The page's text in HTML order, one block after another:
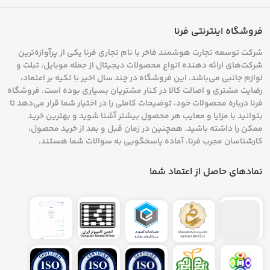
دارد، بهره‌مندی از مدارهای حفاظتی است که از
پاوربانک و دستگاه‌های متصل به آن، در برابر ولتاژ
بیش از حد، حرارت بالا و اتصال کوتاه، محافظت
می‌کنند. به لطف برخورداری از این ویژگی‌های
امنیتی، کاربران می‌توانند با آسودگی خاطر بیشتری از
پاوربانک‌های ای دیتا استفاده کنند. طراحی
ارگونومیک، وزن مناسب و برخورداری از نمایشگرهای
پاوربانک‌های این برند ارائه می‌کنند.
فروشگاه اینترنتی فرنا
شرکت توسعه تجارت هوشمند فاخر با نام تجاری فرنا یکی از پرآوازه‌ترین
شرکت‌های ارائه دهنده انواع محصولات دیجیتال از جمله موبایل، تبلت و
لوازم جانبی می‌باشد. این فروشگاه در چند سال اخیر با تکیه بر اعتماد،
رضایت مشتری و اصالت کالا در کنار مشتریان بسیاری بوده است. فروشگاه
فرنا درباره محصولات خود، توضیحات کاملی را در اختیار شما قرار می‌دهد تا
بتوانید با مزایا و معایب هر محصول بیشتر آشنا شوید و بهترین خرید
ممکن را داشته باشید. همچنین در زمان قبل و بعد از خرید محصول،
کارشناسان مجرب فرنا، آماده پاسخگویی به سوالات شما هستند.
نمادهای حاصل از اعتماد شما